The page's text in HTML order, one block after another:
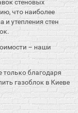
стеновых
что наиболее
и утепления стен
– наши
только благодаря
газоблок в Киеве